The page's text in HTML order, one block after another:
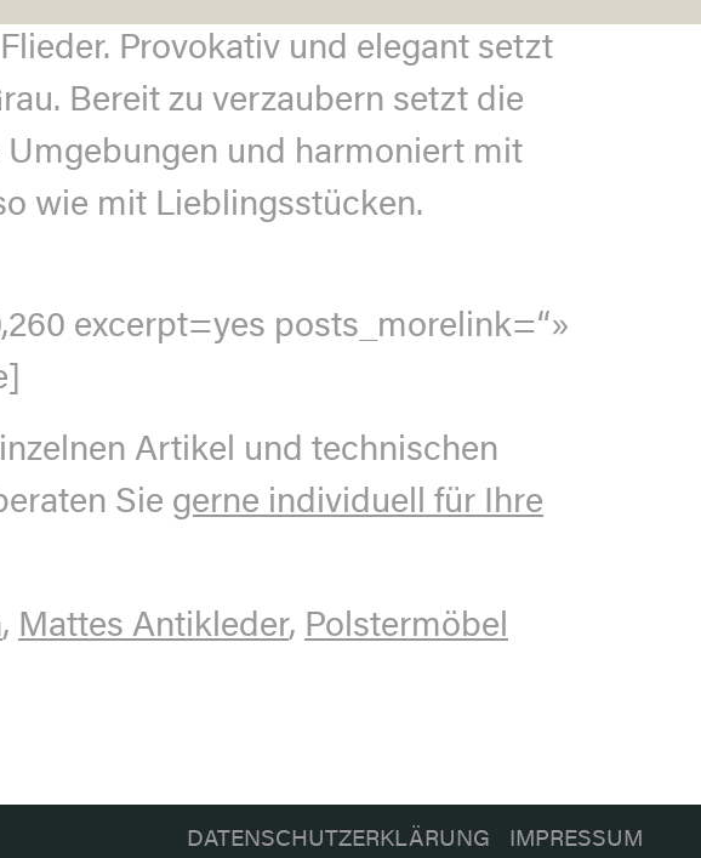
Provokativ und elegant setzt
Bereit zu verzaubern setzt die
und harmoniert mit
wie mit Lieblingsstücken.
excerpt=yes posts_morelink=“»
Artikel und technischen
Sie gerne individuell für Ihre
, Mattes Antikleder, Polstermöbel
DATENSCHUTZERKLÄRUNG IMPRESSUM